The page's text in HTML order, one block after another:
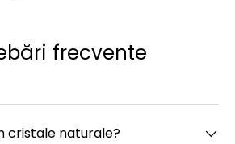
frecvente
cristale naturale?